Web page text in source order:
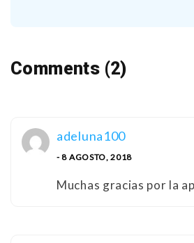
Comments (2)
adeluna100
- 8 AGOSTO, 2018
Muchas gracias por la